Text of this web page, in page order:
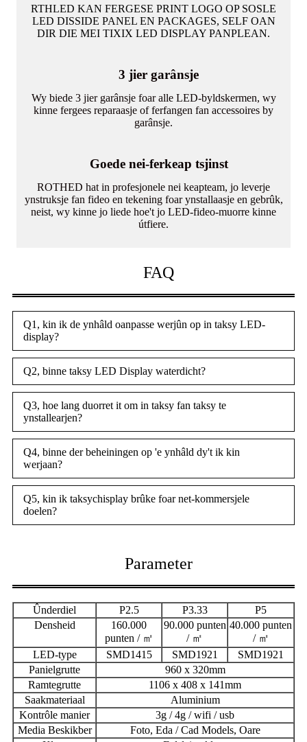
RTHLED KAN FERGESE PRINT LOGO OP SOSLE
LED DISSIDE PANEL EN PACKAGES, SELF OAN
DIR DIE MEI TIXIX LED DISPLAY PANPLEAN.
3 jier garânsje
Wy biede 3 jier garânsje foar alle LED-byldskermen, wy
kinne fergees reparaasje of ferfangen fan accessoires by
garânsje.
Goede nei-ferkeap tsjinst
ROTHED hat in profesjonele nei keapteam, jo ​​leverje
ynstruksje fan fideo en tekening foar ynstallaasje en gebrûk,
neist, wy kinne jo liede hoe't jo LED-fideo-muorre kinne
útfiere.
FAQ
Q1, kin ik de ynhâld oanpasse werjûn op in taksy LED-
display?
Q2, binne taksy LED Display waterdicht?
Q3, hoe lang duorret it om in taksy fan taksy te
ynstallearjen?
Q4, binne der beheiningen op 'e ynhâld dy't ik kin
werjaan?
Q5, kin ik taksychisplay brûke foar net-kommersjele
doelen?
Parameter
Ûnderdiel P2.5 P3.33
P5
Densheid
160.000
punten / ㎡
90.000 punten
/ ㎡
40.000 punten
/ ㎡
LED-type
SMD1415 SMD1921
SMD1921
Panielgrutte
960 x 320mm
Ramtegrutte
1106 x 408 x 141mm
Saakmateriaal
Aluminium
Kontrôle manier
3g / 4g / wifi / usb
Media Beskikber
Foto, Eda / Cad Models, Oare